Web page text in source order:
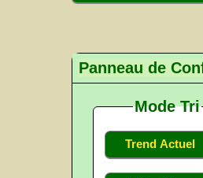
Panneau de
Mode Tri
Trend Actuel